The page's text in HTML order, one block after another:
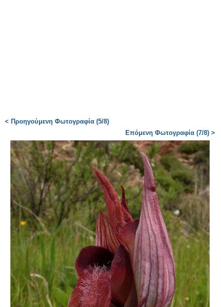
< Προηγούμενη Φωτογραφία (5/8)
Επόμενη Φωτογραφία (7/8) >